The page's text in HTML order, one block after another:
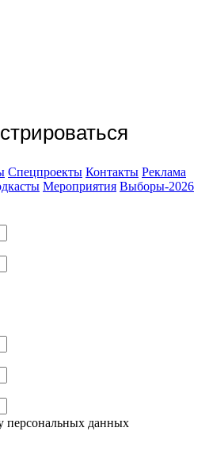
Спецпроекты Контакты Реклама
Мероприятия Выборы-2026
персональных данных